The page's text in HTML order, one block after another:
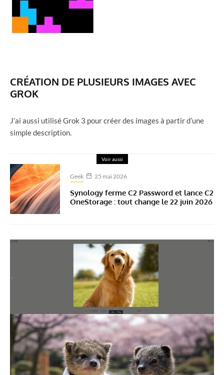
CRÉATION DE PLUSIEURS IMAGES AVEC
GROK
J’ai aussi utilisé Grok 3 pour créer des images à partir d’une
simple description.
Voir aussi
Geek 25 mai 2026
Synology ferme C2 Password et lance C2
OneStorage : tout change le 22 juin 2026